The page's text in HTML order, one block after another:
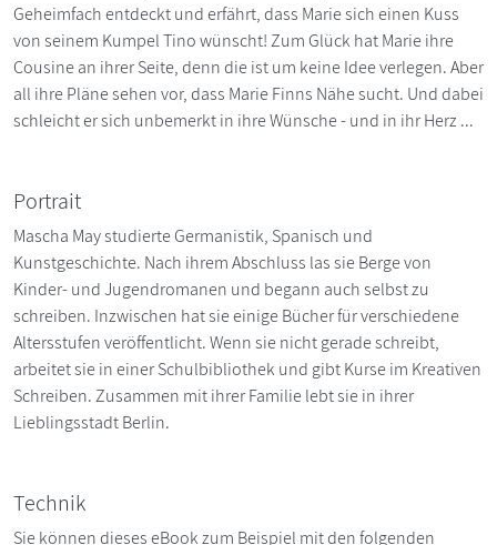
Geheimfach entdeckt und erfährt, dass Marie sich einen Kuss
von seinem Kumpel Tino wünscht! Zum Glück hat Marie ihre
Cousine an ihrer Seite, denn die ist um keine Idee verlegen. Aber
all ihre Pläne sehen vor, dass Marie Finns Nähe sucht. Und dabei
schleicht er sich unbemerkt in ihre Wünsche - und in ihr Herz ...
Portrait
Mascha May studierte Germanistik, Spanisch und
Kunstgeschichte. Nach ihrem Abschluss las sie Berge von
Kinder- und Jugendromanen und begann auch selbst zu
schreiben. Inzwischen hat sie einige Bücher für verschiedene
Altersstufen veröffentlicht. Wenn sie nicht gerade schreibt,
arbeitet sie in einer Schulbibliothek und gibt Kurse im Kreativen
Schreiben. Zusammen mit ihrer Familie lebt sie in ihrer
Lieblingsstadt Berlin.
Technik
Sie können dieses eBook zum Beispiel mit den folgenden